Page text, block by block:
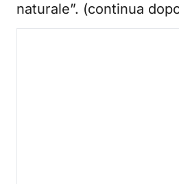
naturale”. (continua